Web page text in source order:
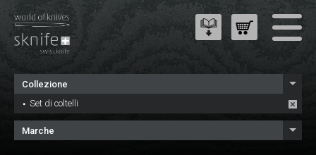
Collezione
Set di coltelli
Marche